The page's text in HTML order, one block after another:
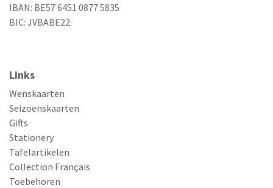
IBAN: BE57 6451 0877 5835
BIC: JVBABE22
Links
Wenskaarten
Seizoenskaarten
Gifts
Stationery
Tafelartikelen
Collection Français
Toebehoren